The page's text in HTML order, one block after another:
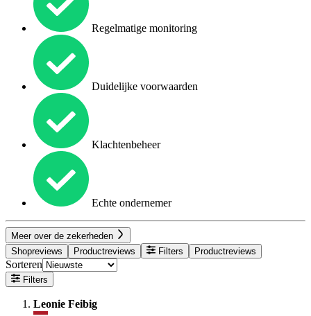
Regelmatige monitoring
Duidelijke voorwaarden
Klachtenbeheer
Echte ondernemer
Meer over de zekerheden
Shopreviews
Productreviews Filters Productreviews
Sorteren
Filters
Leonie Feibig